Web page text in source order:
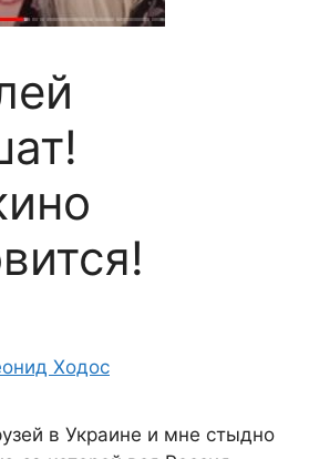
Ходос
в Украине и мне стыдно